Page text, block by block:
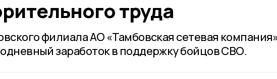
труда
филиала АО «Тамбовская сетевая
заработок в поддержку бойцов СВО.